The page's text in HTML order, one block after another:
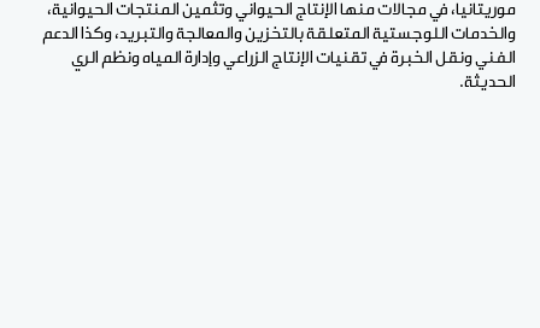
موريتانيا، في مجالات منها الإنتاج الحيواني وتثمين المنتجات الحيوانية،
والخدمات اللوجستية المتعلقة بالتخزين والمعالجة والتبريد، وكذا الدعم
الفني ونقل الخبرة في تقنيات الإنتاج الزراعي وإدارة المياه ونظم الري
الحديثة.